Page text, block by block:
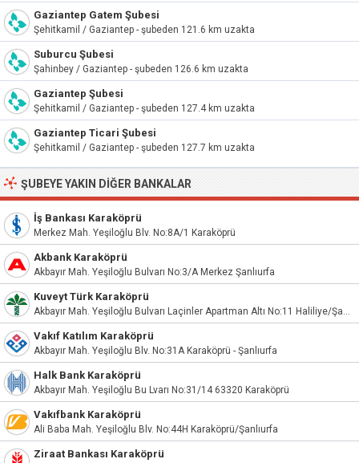
Gaziantep Gatem Şubesi
Şehitkamil / Gaziantep - şubeden 121.6 km uzakta
Suburcu Şubesi
Şahinbey / Gaziantep - şubeden 126.6 km uzakta
Gaziantep Şubesi
Şehitkamil / Gaziantep - şubeden 127.4 km uzakta
Gaziantep Ticari Şubesi
Şehitkamil / Gaziantep - şubeden 127.7 km uzakta
ŞUBEYE YAKIN DIĞER BANKALAR
İş Bankası Karaköprü
Merkez Mah. Yeşiloğlu Blv. No:8A/1 Karaköprü
Akbank Karaköprü
Akbayır Mah. Yeşiloğlu Bulvarı No:3/A Merkez Şanlıurfa
Kuveyt Türk Karaköprü
Akbayır Mah. Yeşiloğlu Bulvarı Laçinler Apartman Altı No:11 Haliliye/Şanlıurfa
Vakıf Katılım Karaköprü
Akbayır Mah. Yeşiloğlu Blv. No:31A Karaköprü - Şanlıurfa
Halk Bank Karaköprü
Akbayır Mah. Yeşiloğlu Bu Lvarı No:31/14 63320 Karaköprü
Vakıfbank Karaköprü
Ali Baba Mah. Yeşiloğlu Blv. No:44H Karaköprü/Şanlıurfa
Ziraat Bankası Karaköprü